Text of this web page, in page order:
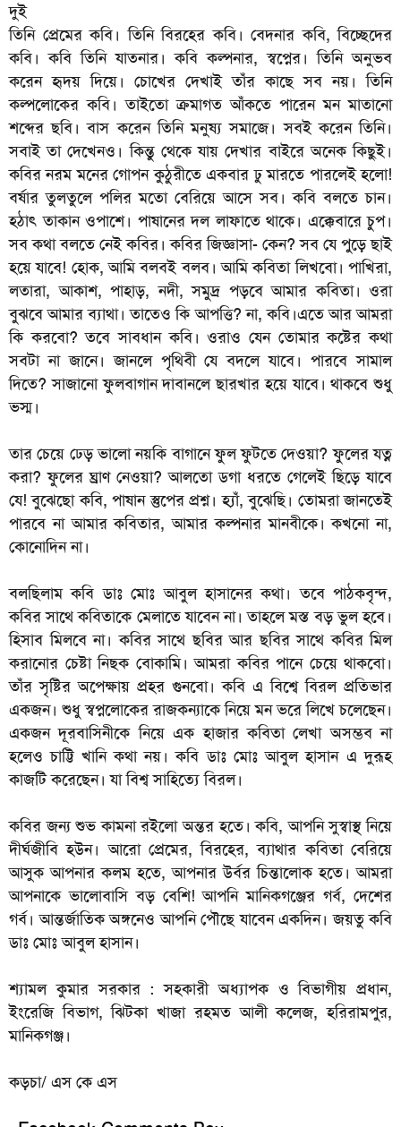
দুই
তিনি প্রেমের কবি। তিনি বিরহের কবি। বেদনার কবি, বিচ্ছেদের
কবি। কবি তিনি যাতনার। কবি কল্পনার, স্বপ্নের। তিনি অনুভব
করেন হৃদয় দিয়ে। চোখের দেখাই তাঁর কাছে সব নয়। তিনি
কল্পলোকের কবি। তাইতো ক্রমাগত আঁকতে পারেন মন মাতানো
শব্দের ছবি। বাস করেন তিনি মনুষ্য সমাজে। সবই করেন তিনি।
সবাই তা দেখেনও। কিন্তু থেকে যায় দেখার বাইরে অনেক কিছুই।
কবির নরম মনের গোপন কুঠুরীতে একবার ঢু মারতে পারলেই হলো!
বর্ষার তুলতুলে পলির মতো বেরিয়ে আসে সব। কবি বলতে চান।
হঠাৎ তাকান ওপাশে। পাষানের দল লাফাতে থাকে। এক্কেবারে চুপ।
সব কথা বলতে নেই কবির। কবির জিজ্ঞাসা- কেন? সব যে পুড়ে ছাই
হয়ে যাবে! হোক, আমি বলবই বলব। আমি কবিতা লিখবো। পাখিরা,
লতারা, আকাশ, পাহাড়, নদী, সমুদ্র পড়বে আমার কবিতা। ওরা
বুঝবে আমার ব্যাথা। তাতেও কি আপত্তি? না, কবি।এতে আর আমরা
কি করবো? তবে সাবধান কবি। ওরাও যেন তোমার কষ্টের কথা
সবটা না জানে। জানলে পৃথিবী যে বদলে যাবে। পারবে সামাল
দিতে? সাজানো ফুলবাগান দাবানলে ছারখার হয়ে যাবে। থাকবে শুধু
ভস্ম।
তার চেয়ে ঢেড় ভালো নয়কি বাগানে ফুল ফুটতে দেওয়া? ফুলের যত্ন
করা? ফুলের ঘ্রাণ নেওয়া? আলতো ডগা ধরতে গেলেই ছিড়ে যাবে
যে! বুঝেছো কবি, পাষান স্তুপের প্রশ্ন। হ্যাঁ, বুঝেছি। তোমরা জানতেই
পারবে না আমার কবিতার, আমার কল্পনার মানবীকে। কখনো না,
কোনোদিন না।
বলছিলাম কবি ডাঃ মোঃ আবুল হাসানের কথা। তবে পাঠকবৃন্দ,
কবির সাথে কবিতাকে মেলাতে যাবেন না। তাহলে মস্ত বড় ভুল হবে।
হিসাব মিলবে না। কবির সাথে ছবির আর ছবির সাথে কবির মিল
করানোর চেষ্টা নিছক বোকামি। আমরা কবির পানে চেয়ে থাকবো।
তাঁর সৃষ্টির অপেক্ষায় প্রহর গুনবো। কবি এ বিশ্বে বিরল প্রতিভার
একজন। শুধু স্বপ্নলোকের রাজকন্যাকে নিয়ে মন ভরে লিখে চলেছেন।
একজন দূরবাসিনীকে নিয়ে এক হাজার কবিতা লেখা অসম্ভব না
হলেও চাট্টি খানি কথা নয়। কবি ডাঃ মোঃ আবুল হাসান এ দুরূহ
কাজটি করেছেন। যা বিশ্ব সাহিত্যে বিরল।
কবির জন্য শুভ কামনা রইলো অন্তর হতে। কবি, আপনি সুস্বাস্থ নিয়ে
দীর্ঘজীবি হউন। আরো প্রেমের, বিরহের, ব্যাথার কবিতা বেরিয়ে
আসুক আপনার কলম হতে, আপনার উর্বর চিন্তালোক হতে। আমরা
আপনাকে ভালোবাসি বড় বেশি! আপনি মানিকগঞ্জের গর্ব, দেশের
গর্ব। আন্তর্জাতিক অঙ্গনেও আপনি পৌছে যাবেন একদিন। জয়তু কবি
ডাঃ মোঃ আবুল হাসান।
শ্যামল কুমার সরকার : সহকারী অধ্যাপক ও বিভাগীয় প্রধান,
ইংরেজি বিভাগ, ঝিটকা খাজা রহমত আলী কলেজ, হরিরামপুর,
মানিকগঞ্জ।
কড়চা/ এস কে এস